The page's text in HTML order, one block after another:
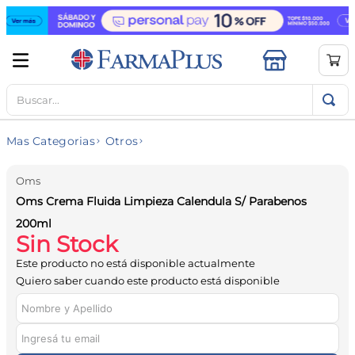
Buscar...
Mas Categorias Otros
Oms
Oms Crema Fluida Limpieza Calendula S/ Parabenos
200ml
Sin Stock
Este producto no está disponible actualmente
Quiero saber cuando este producto está disponible
TÉRMINOS MÁS BUSCADOS
1.
mela b3
2.
cerave limpieza
3.
creatina
4.
loreal
5.
shampoo
6.
proteina
7.
ibuprofeno
.
vitamina c
.
contorno ojos